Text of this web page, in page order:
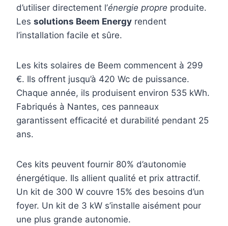
d’utiliser directement l’énergie propre produite.
Les solutions Beem Energy rendent
l’installation facile et sûre.
Les kits solaires de Beem commencent à 299
€. Ils offrent jusqu’à 420 Wc de puissance.
Chaque année, ils produisent environ 535 kWh.
Fabriqués à Nantes, ces panneaux
garantissent efficacité et durabilité pendant 25
ans.
Ces kits peuvent fournir 80% d’autonomie
énergétique. Ils allient qualité et prix attractif.
Un kit de 300 W couvre 15% des besoins d’un
foyer. Un kit de 3 kW s’installe aisément pour
une plus grande autonomie.